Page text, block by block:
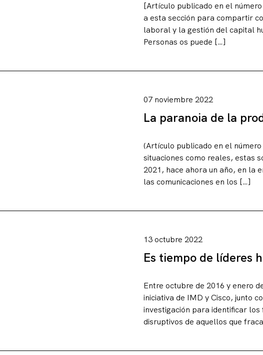
[Artículo publicado en el
a esta sección para compartir
laboral y la gestión del capital
Personas os puede […]
07 noviembre 2022
La paranoia de la
(Artículo publicado en el
situaciones como reales, estas
2021, hace ahora un año, en la
las comunicaciones en los […]
13 octubre 2022
Es tiempo de líderes
Entre octubre de 2016 y enero
iniciativa de IMD y Cisco, junto
investigación para identificar
disruptivos de aquellos que